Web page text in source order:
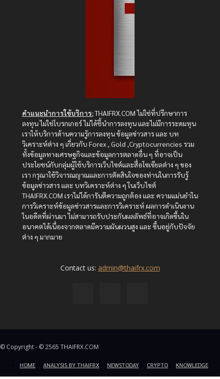
คำแนะนำการใช้บริการ:THAIFRX.COM ไม่ใช่ที่ปรึกษาการ
ลงทุน ไม่ใช่โบรกเกอร์ ไม่ได้ชี้นำการลงทุน และไม่มีการระดมทุน
เราให้บริการด้านความรู้การลงทุน ข้อมูลข่าวสาร และ บท
วิเคราะห์ต่าง ๆ เกี่ยวกับ Forex , Gold ,Cryptocurrencies รวม
ทั้งข้อมูลทางเศรษฐกิจและข้อมูลการตลาดอื่น ๆ ที่อาจเป็น
ประโยชน์กับกลุ่มผู้ใช้บริการเว็บไซต์และสื่อโซเซียลต่าง ๆ ของ
เรา กรุณาใช้วิจารณญาณและการตัดสินใจของท่านในการรับรู้
ข้อมูลข่าวสาร และ บทวิเคราะห์ต่าง ๆ ในเว็บไซต์
THAIFRX.COM เราไม่ได้การันตีความถูกต้อง และ ความแม่นยำใน
การวิเคราะห์ข้อมูลข่าวสารและการวิเคราะห์ ผลการดำเนินงาน
ในอดีตที่ผ่านมา ไม่สามารถรับประกันผลลัพธ์ที่อาจเกิดขึ้นใน
อนาคตได้เนื่องจากตลาดมีความผันผวนสูง และ ขึ้นอยู่กับปัจจัย
ต่าง ๆ มากมาย
Contact us: admin@thaifrx.com
© Copyright - © 2565 THAIFRX.COM
HOME ANALYSIS BY THAIFRX NEWSTODAY CRYPTO KNOWLEDGE